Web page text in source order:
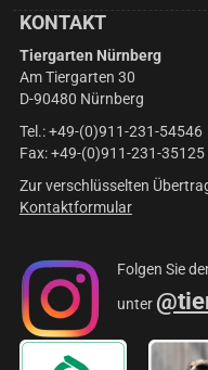
KONTAKT
Tiergarten Nürnberg
Am Tiergarten 30
D-90480 Nürnberg
Tel.: +49-(0)911-231-54546
Fax: +49-(0)911-231-35125
Zur verschlüsselten
Kontaktformular
Folgen Sie
unter